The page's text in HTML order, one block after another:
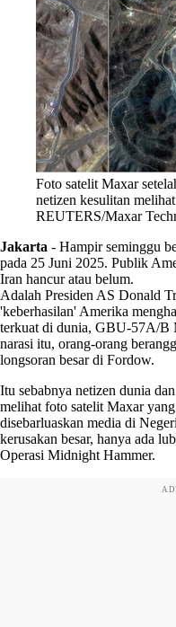
Foto satelit Maxar
netizen kesulitan
REUTERS/Maxar
Jakarta - Hampir seminggu
pada 25 Juni 2025. Publik
Iran hancur atau belum.
Adalah Presiden AS Donald
'keberhasilan' Amerika
terkuat di dunia, GBU-57A/B
narasi itu, orang-orang
longsoran besar di Fordow.
Itu sebabnya netizen dunia
melihat foto satelit Maxar
disebarluaskan media di
kerusakan besar, hanya ada
Operasi Midnight Hammer.